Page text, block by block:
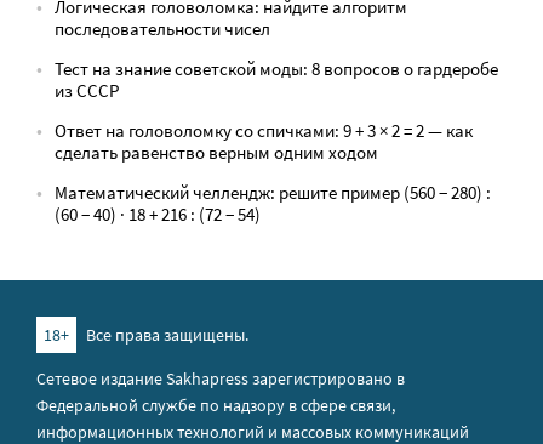
Логическая головоломка: найдите алгоритм
последовательности чисел
Тест на знание советской моды: 8 вопросов о гардеробе
из СССР
Ответ на головоломку со спичками: 9 + 3 × 2 = 2 — как
сделать равенство верным одним ходом
Математический челлендж: решите пример (560 − 280) :
(60 − 40) · 18 + 216 : (72 − 54)
18+
Все права защищены.
Сетевое издание Sakhapress зарегистрировано в
Федеральной службе по надзору в сфере связи,
информационных технологий и массовых коммуникаций